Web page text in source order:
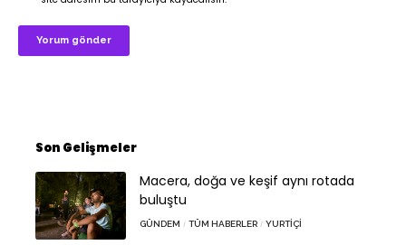
Son Gelişmeler
Macera, doğa ve keşif aynı rotada
buluştu
GÜNDEM TÜM HABERLER YURTIÇI